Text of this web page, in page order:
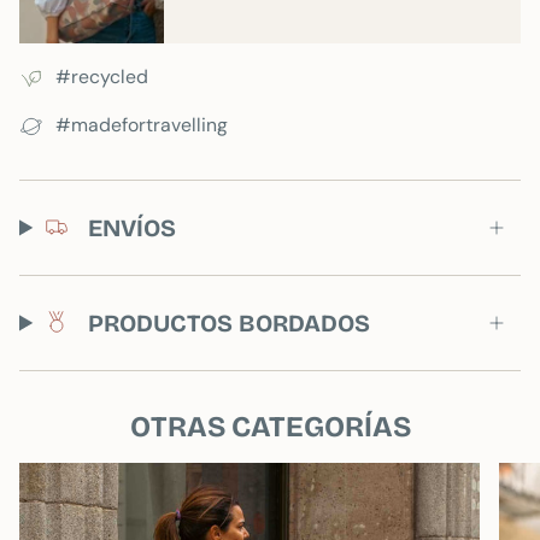
gomas de borrar, o cualquier otro objeto que
COMBINA CON:
No dejes de comprar tu Bolso Shopper Camo,
él, podrás llevar todas tus pertenencias:
desde
espacio! Además, la funcionalidad de este bolso
manera práctica y sencilla.
CUIDADOS: nuestras bolsas, como todo, es
mejor lavarlas a mano para que duren más,
pero se pueden meter en la lavadora en frío y
#recycled
#madefortravelling
ENVÍOS
PRODUCTOS BORDADOS
OTRAS CATEGORÍAS